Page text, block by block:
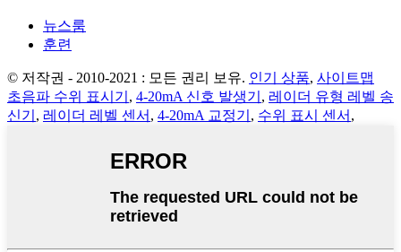
뉴스룸
훈련
© 저작권 - 2010-2021 : 모든 권리 보유. 인기 상품, 사이트맵
초음파 수위 표시기 , 4-20mA 신호 발생기 , 레이더 유형 레벨 송
신기 , 레이더 레벨 센서 , 4-20mA 교정기 , 수위 표시 센서 ,